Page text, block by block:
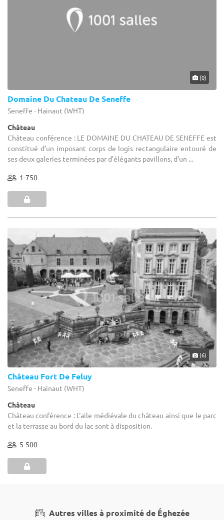
(0)
Domaine Du Chateau De Seneffe
Seneffe - Hainaut (WHT)
Château
Château conférence : LE DOMAINE DU CHATEAU DE SENEFFE est
constitué d’un imposant corps de logis rectangulaire entouré de
ses deux galeries terminées par d’élégants pavillons, d’un ...
1-750
(6)
Château Fort De Feluy
Seneffe - Hainaut (WHT)
Château
Château conférence : L'aile médiévale du château ainsi que le parc
et la terrasse au bord du lac sont à disposition.
5-500
Autres villes à proximité de Éghezée